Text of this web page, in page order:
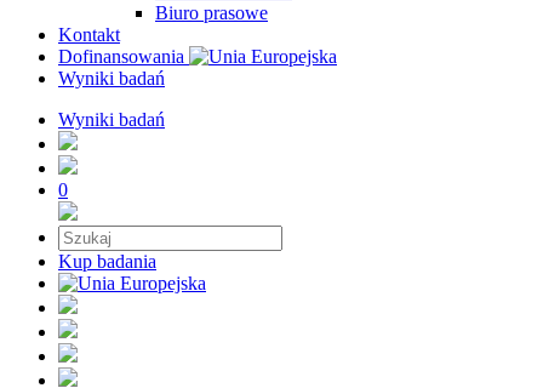
Biuro prasowe
Kontakt
Dofinansowania
Wyniki badań
Wyniki badań
0
Kup badania